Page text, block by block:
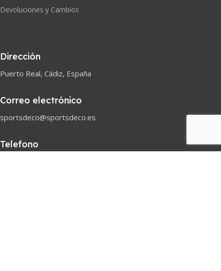
Devoluciones y Cambios
Dirección
Puerto Real, Cádiz, España
Correo electrónico
sportsdeco@sportsdeco.es
Telefono